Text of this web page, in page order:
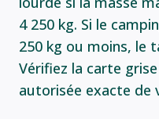
4 250 kg. Si le
250 kg ou moins, le
Vérifiez la carte
autorisée exacte de